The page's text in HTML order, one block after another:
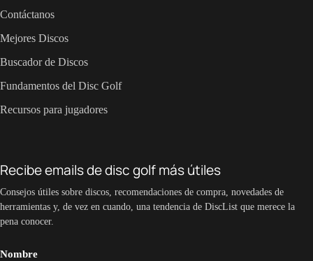
Contáctanos
Mejores Discos
Buscador de Discos
Fundamentos del Disc Golf
Recursos para jugadores
Recibe emails de disc golf más útiles
Consejos útiles sobre discos, recomendaciones de compra, novedades de
herramientas y, de vez en cuando, una tendencia de DiscList que merece la
pena conocer.
Nombre